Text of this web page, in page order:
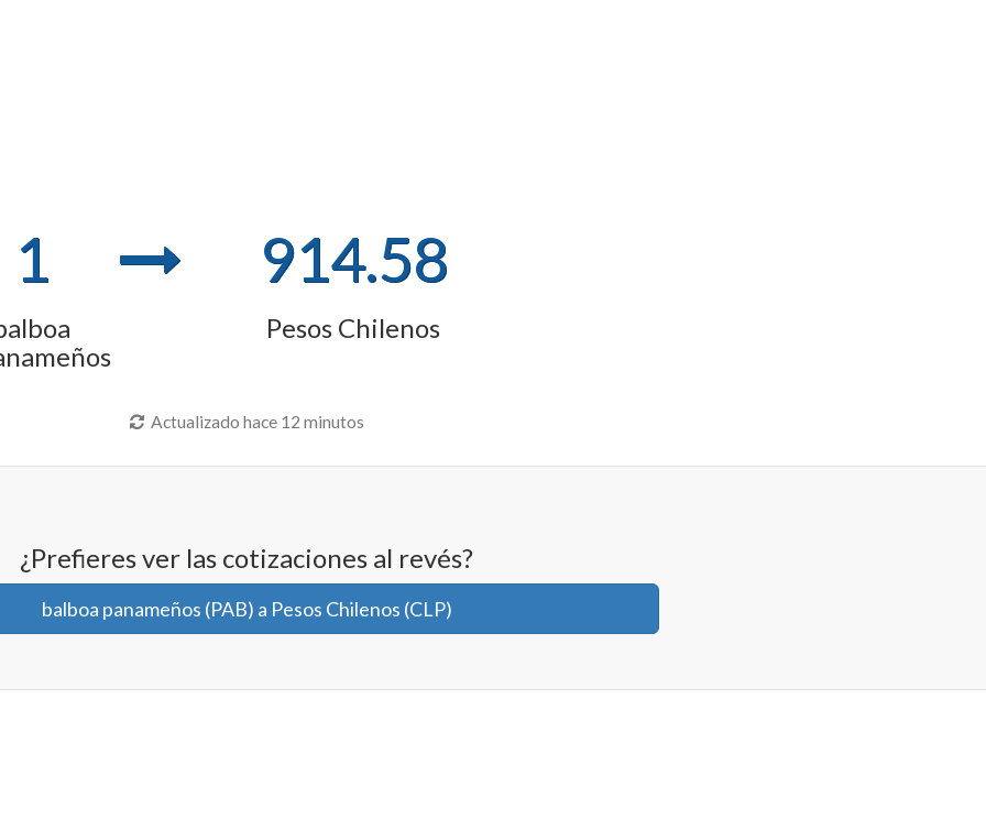
1 914.58
Pesos Chilenos
Actualizado hace 12 minutos
¿Prefieres ver las cotizaciones al revés?
balboa panameños (PAB) a Pesos Chilenos (CLP)